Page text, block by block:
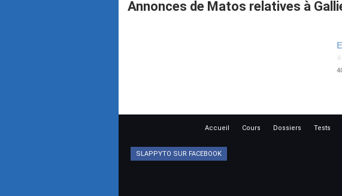
Annonces de Matos relatives à
il
Accueil Cours Dossiers Tests
SLAPPYTO SUR FACEBOOK